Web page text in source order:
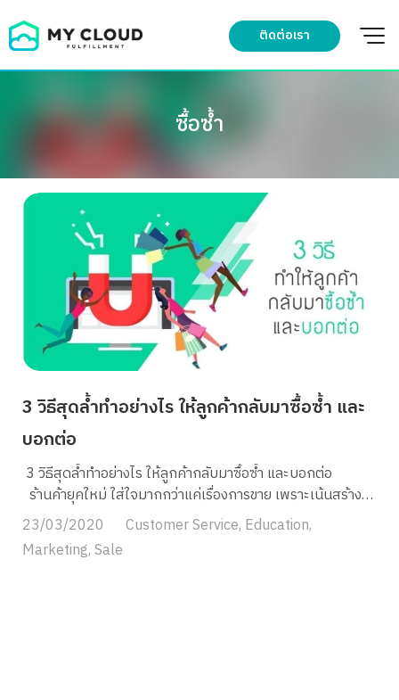
to
ติดต่อเรา
ซื้อซ้ำ
3 วิธีสุดล้ำทำอย่างไร ให้ลูกค้ากลับมาซื้อซ้ำ และ
บอกต่อ
3 วิธีสุดล้ำทำอย่างไร ให้ลูกค้ากลับมาซื้อซ้ำ และบอกต่อ
ร้านค้ายุคใหม่ ใส่ใจมากกว่าแค่เรื่องการขาย เพราะเน้นสร้าง
ความสัมพันธ์และประสบการณ์ที่ดีให้แก่ลูกค้า เพื่อให้เกิดความ
ประทับใจจนนำไปสู่การซื้อสินค้าอย่างต่อเนื่อง และรักษาฐาน
ลูกค้าเก่าที่มีให้เป็นลูกค้าประจำของเราต่อไป เพราะลูกค้าเก่า
23/03/2020 Customer Service, Education,
Marketing, Sale